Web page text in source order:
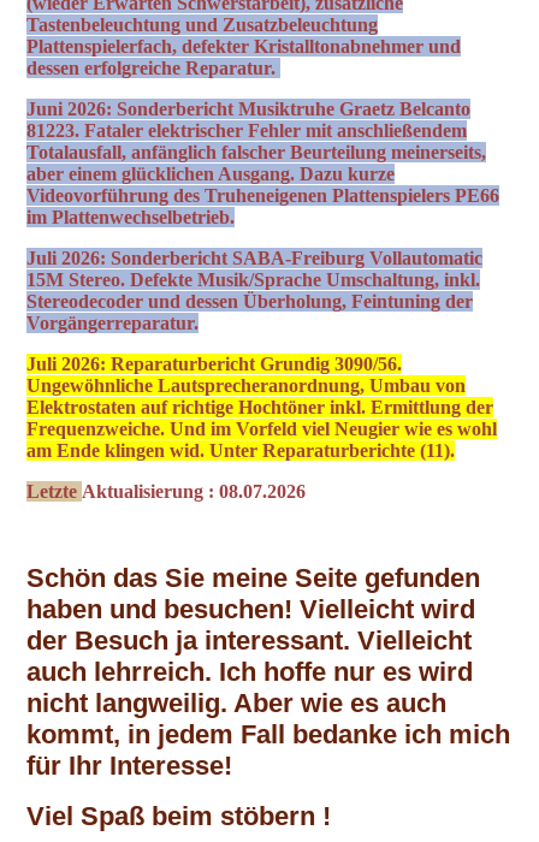
Tastenbeleuchtung und Zusatzbeleuchtung
Plattenspielerfach, defekter Kristalltonabnehmer und
dessen erfolgreiche Reparatur.
Juni 2026: Sonderbericht Musiktruhe Graetz Belcanto
81223. Fataler elektrischer Fehler mit anschließendem
Totalausfall, anfänglich falscher Beurteilung meinerseits,
aber einem glücklichen Ausgang. Dazu kurze
Videovorführung des Truheneigenen Plattenspielers PE66
im Plattenwechselbetrieb.
Juli 2026: Sonderbericht SABA-Freiburg Vollautomatic
15M Stereo. Defekte Musik/Sprache Umschaltung, inkl.
Stereodecoder und dessen Überholung, Feintuning der
Vorgängerreparatur.
Juli 2026: Reparaturbericht Grundig 3090/56.
Ungewöhnliche Lautsprecheranordnung, Umbau von
Elektrostaten auf richtige Hochtöner inkl. Ermittlung der
Frequenzweiche. Und im Vorfeld viel Neugier wie es wohl
am Ende klingen wid. Unter Reparaturberichte (11).
Letzte Aktualisierung : 08.07.2026
Schön das Sie meine Seite gefunden
haben und besuchen! Vielleicht wird
der Besuch ja interessant. Vielleicht
auch lehrreich. Ich hoffe nur es wird
nicht langweilig. Aber wie es auch
kommt, in jedem Fall bedanke ich mich
für Ihr Interesse!
Viel Spaß beim stöbern !